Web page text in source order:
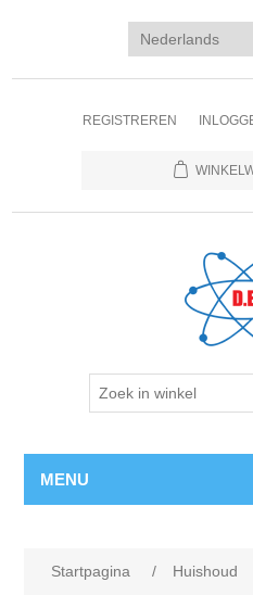
REGISTREREN
MENU
Startpagina / Huishoud